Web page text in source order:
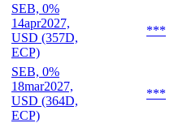
SEB, 0%
14apr2027,
USD (357D,
ECP)
***
SEB, 0%
18mar2027,
USD (364D,
ECP)
***